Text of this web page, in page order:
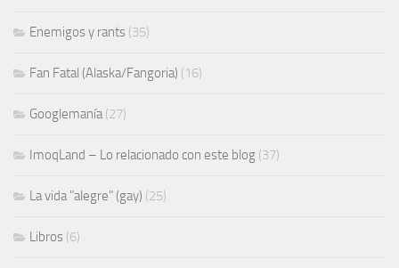
Enemigos y rants (35)
Fan Fatal (Alaska/Fangoria) (16)
Googlemanía(27)
ImoqLand – Lo relacionado con este blog (37)
La vida "alegre" (gay) (25)
Libros (6)